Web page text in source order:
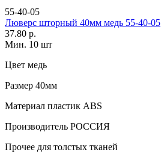
55-40-05
Люверс шторный 40мм медь 55-40-05
37.80 р.
Мин. 10 шт
Цвет медь
Размер 40мм
Материал пластик АВS
Производитель РОССИЯ
Прочее для толстых тканей